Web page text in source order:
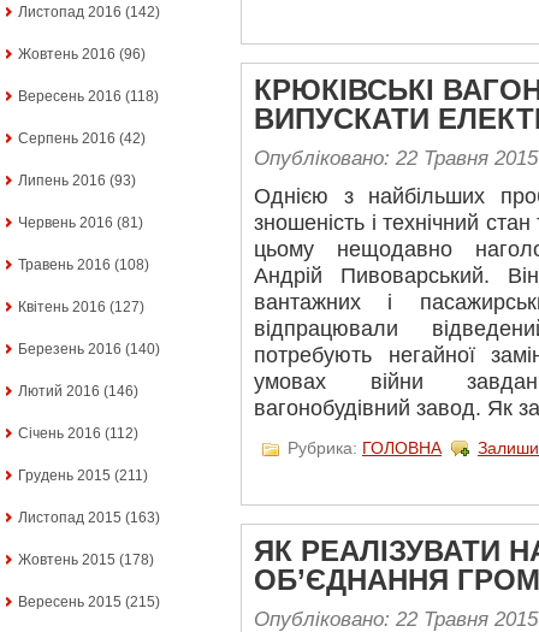
Листопад 2016 (142)
Жовтень 2016 (96)
Вересень 2016 (118)
Серпень 2016 (42)
Липень 2016 (93)
Червень 2016 (81)
Травень 2016 (108)
Квітень 2016 (127)
Березень 2016 (140)
Лютий 2016 (146)
Січень 2016 (112)
Грудень 2015 (211)
Листопад 2015 (163)
Жовтень 2015 (178)
Вересень 2015 (215)
КРЮКІВСЬКІ
ВИПУСКАТИ
Опубліковано: 22 Травня 2015
Однією з найбільших
зношеність і технічний
цьому нещодавно
Андрій Пивоварський.
вантажних і
відпрацювали
потребують негайної
умовах війни
вагонобудівний завод. Як
Рубрика: ГОЛОВНА
ЯК РЕАЛІЗУВАТИ
ОБ’ЄДНАННЯ
Опубліковано: 22 Травня 2015